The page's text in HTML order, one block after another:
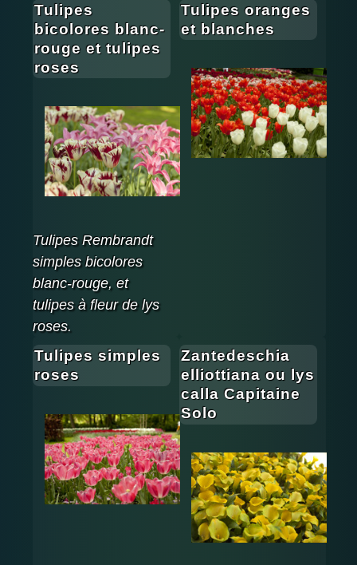
Tulipes
bicolores blanc-
rouge et tulipes
roses
Tulipes Rembrandt
simples bicolores
blanc-rouge, et
tulipes à fleur de lys
roses.
Tulipes oranges
et blanches
Tulipes simples
roses
Zantedeschia
elliottiana ou lys
calla Capitaine
Solo